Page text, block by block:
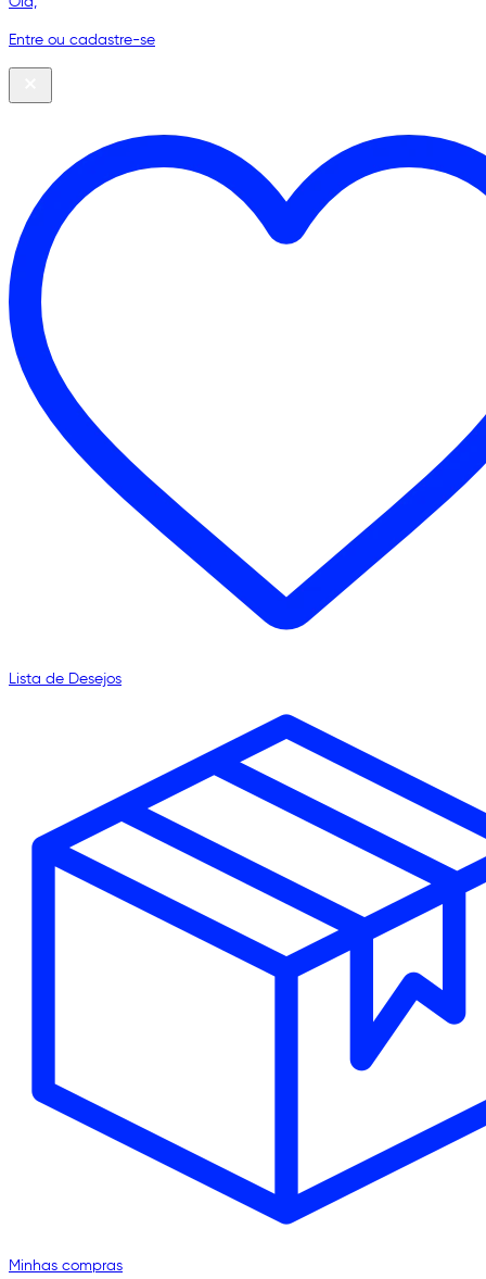
Entre ou cadastre-se
Lista de Desejos
Minhas compras